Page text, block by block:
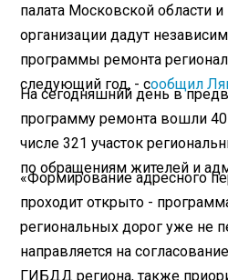
палата Московской области
организации дадут
программы ремонта
следующий год, - сообщил
На сегодняшний день в
программу ремонта вошли
числе 321 участок
по обращениям жителей и
«Формирование адресного
проходит открыто -
региональных дорог уже не
направляется на
ГИБДД региона, также